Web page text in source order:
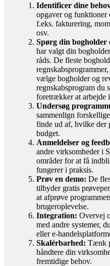
Identificer dine
opgaver og
f.eks. fakturering,
osv.
Spørg din bogholder
har valgt din
råds. De fleste
vælge bogholder og
regnskabsprogram du
foretrækker at arbejde
Undersøg
sammenlign
finde ud af, hvilke der
budget.
Anmeldelser og
andre virksomheder i
områder for at få
fungerer i praksis.
Prøv en demo: De
tilbyder gratis
at afprøve
brugeroplevelse.
Integration: Overvej
med andre systemer,
eller e-
Skalérbarhed: Tænk
håndtere din
fremtidige behov.